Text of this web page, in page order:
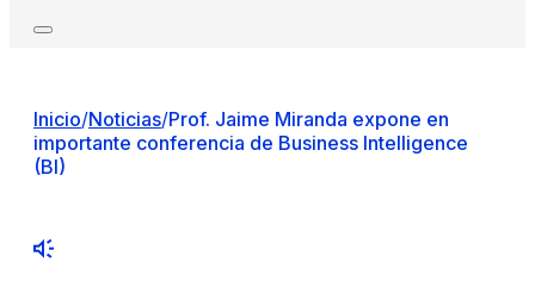
Inicio/Noticias/Prof. Jaime Miranda expone en
importante conferencia de Business Intelligence
(BI)